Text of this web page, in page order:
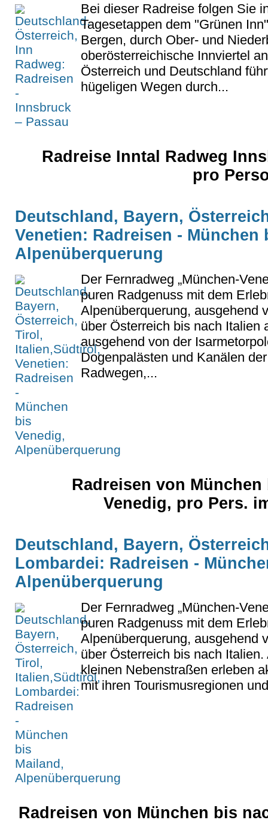
Bei dieser Radreise folgen Sie
Tagesetappen dem "Grünen
Bergen, durch Ober- und
oberösterreichische Innviertel
Österreich und Deutschland
hügeligen Wegen durch...
Radreise Inntal Radweg
pro
Deutschland, Bayern,
Venetien: Radreisen - München
Alpenüberquerung
Der Fernradweg „München-
puren Radgenuss mit dem
Alpenüberquerung, ausgehend
über Österreich bis nach Italien
ausgehend von der
Dogenpalästen und Kanälen
Radwegen,...
Radreisen von
Venedig, pro Pers.
Deutschland, Bayern,
Lombardei: Radreisen -
Alpenüberquerung
Der Fernradweg „München-
puren Radgenuss mit dem
Alpenüberquerung, ausgehend
über Österreich bis nach
kleinen Nebenstraßen erleben
mit ihren Tourismusregionen
Radreisen von München bis